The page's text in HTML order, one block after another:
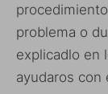
problema o
explicadlo en
ayudaros con